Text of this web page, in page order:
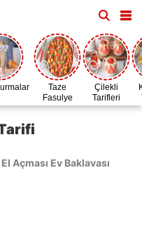
Taze
Fasulye
Zamanı
Çilekli
Tarifleri
El Açması Ev Baklavası